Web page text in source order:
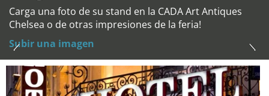
Carga una foto de su stand en la CADA Art Antiques
Chelsea o de otras impresiones de la feria!
Subir una imagen